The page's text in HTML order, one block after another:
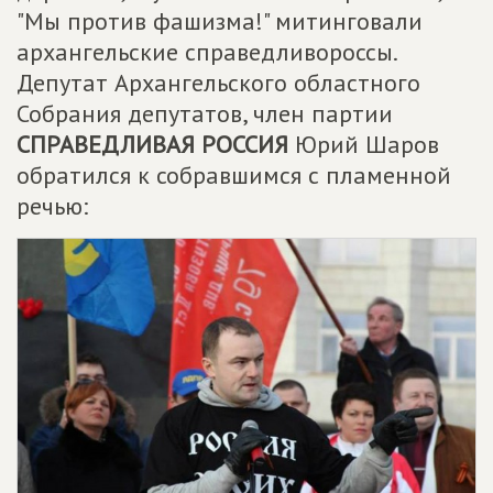
"Мы против фашизма!" митинговали
архангельские справедливороссы.
Депутат Архангельского областного
Собрания депутатов, член партии
СПРАВЕДЛИВАЯ РОССИЯ Юрий Шаров
обратился к собравшимся с пламенной
речью: